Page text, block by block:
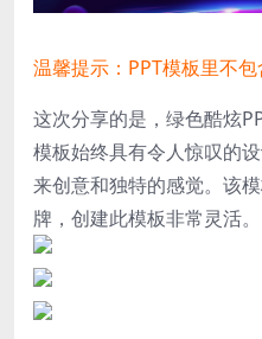
温馨提示：PPT模板里不包
这次分享的是，绿色酷炫
模板始终具有令人惊叹的
来创意和独特的感觉。该
牌，创建此模板非常灵活。